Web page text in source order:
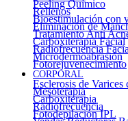
Peeling Químico
Rellenos
Bioestimulación con
Eliminación de
Tratamiento Anti
Carboxiterapia Facial
Radiofrecuencia
Microdermoabrasión
Fotorejuvenecimiento
CORPORAL
Esclerosis de Varices
Mesoterapia
Carboxiterapia
Radiofrecuencia
Fotodepilación IPL